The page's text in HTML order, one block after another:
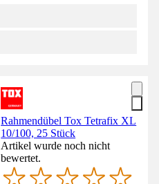
Rahmendübel Tox Tetrafix XL
10/100, 25 Stück
Artikel wurde noch nicht
bewertet.